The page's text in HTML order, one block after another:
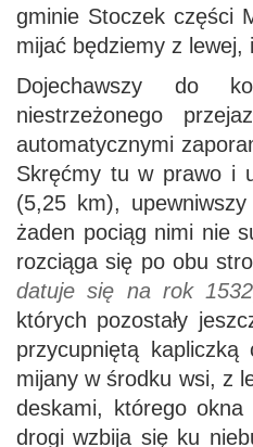
gminie Stoczek części
mijać będziemy z lewej,
Dojechawszy do
niestrzeżonego
automatycznymi
Skręćmy tu w prawo i
(5,25 km),
żaden pociąg nimi nie
rozciąga się po obu
datuje się na rok 1532
których pozostały
przycupniętą
mijany w środku wsi, z
deskami, którego
drogi wzbija się ku